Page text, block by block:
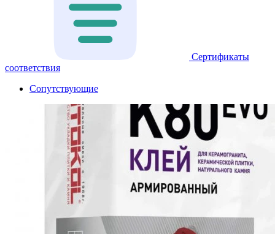
Сертификаты
соответствия
Сопутствующие